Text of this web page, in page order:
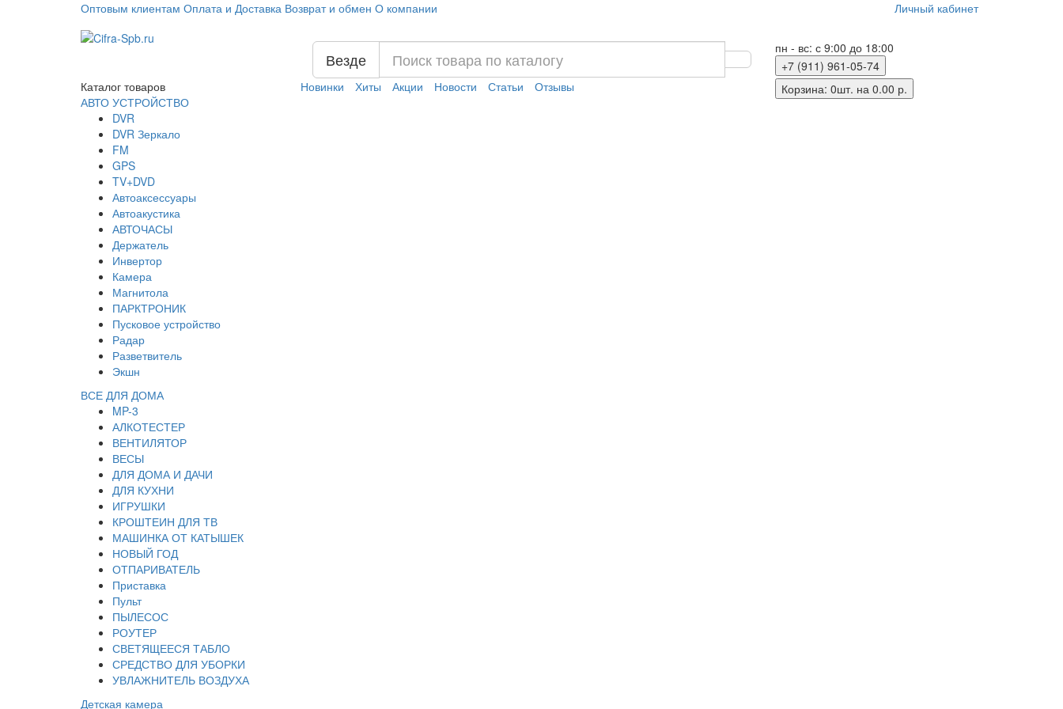
Оптовым клиентам Оплата и Доставка Возврат и обмен О компании Личный кабинет
Везде
пн - вс: с 9:00 до 18:00
+7 (911) 961-05-74
Каталог товаров
АВТО УСТРОЙСТВО
DVR
DVR Зеркало
FM
GPS
TV+DVD
Автоаксессуары
Автоакустика
АВТОЧАСЫ
Держатель
Инвертор
Камера
Магнитола
ПАРКТРОНИК
Пусковое устройство
Радар
Разветвитель
Экшн
ВСЕ ДЛЯ ДОМА
MP-3
АЛКОТЕСТЕР
ВЕНТИЛЯТОР
ВЕСЫ
ДЛЯ ДОМА И ДАЧИ
ДЛЯ КУХНИ
ИГРУШКИ
КРОШТЕИН ДЛЯ ТВ
МАШИНКА ОТ КАТЫШЕК
НОВЫЙ ГОД
ОТПАРИВАТЕЛЬ
Приставка
Пульт
ПЫЛЕСОС
РОУТЕР
СВЕТЯЩЕЕСЯ ТАБЛО
СРЕДСТВО ДЛЯ УБОРКИ
УВЛАЖНИТЕЛЬ ВОЗДУХА
Детская камера
Новинки Хиты Акции Новости Статьи Отзывы Корзина: 0шт. на 0.00 р.